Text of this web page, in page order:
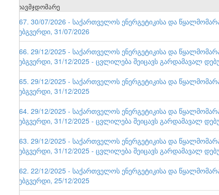
თავმჯდომარე
167. 30/07/2026 - საქართველოს ენერგეტიკისა და
ვებგვერდი, 31/07/2026
166. 29/12/2025 - საქართველოს ენერგეტიკისა და
ვებგვერდი, 31/12/2025 - ცვლილება შეიცავს გარდამავალ
165. 29/12/2025 - საქართველოს ენერგეტიკისა და
ვებგვერდი, 31/12/2025
164. 29/12/2025 - საქართველოს ენერგეტიკისა და
ვებგვერდი, 31/12/2025 - ცვლილება შეიცავს გარდამავალ
163. 29/12/2025 - საქართველოს ენერგეტიკისა და
ვებგვერდი, 31/12/2025 - ცვლილება შეიცავს გარდამავალ
162. 22/12/2025 - საქართველოს ენერგეტიკისა და
ვებგვერდი, 25/12/2025